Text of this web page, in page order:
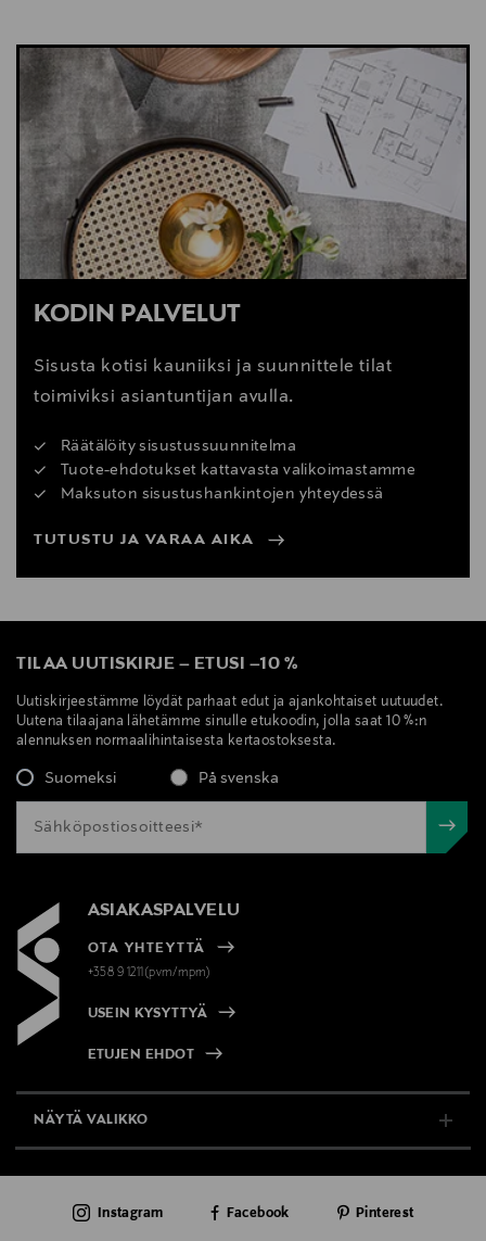
KATSO SISUSTUSVINKIT
KODIN PALVELUT
Sisusta kotisi kauniiksi ja suunnittele tilat
toimiviksi asiantuntijan avulla.
Räätälöity sisustussuunnitelma
Tuote-ehdotukset kattavasta valikoimastamme
Maksuton sisustushankintojen yhteydessä
TUTUSTU JA VARAA AIKA
TILAA UUTISKIRJE – ETUSI –10 %
Uutiskirjeestämme löydät parhaat edut ja ajankohtaiset uutuudet.
Uutena tilaajana lähetämme sinulle etukoodin, jolla saat 10 %:n
alennuksen normaalihintaisesta kertaostoksesta.
Suomeksi På svenska
ASIAKASPALVELU
OTA YHTEYTTÄ
+358 9 1211(pvm/mpm)
USEIN KYSYTTYÄ
ETUJEN EHDOT
NÄYTÄ VALIKKO
AJANKOHTAISTA
Instagram Facebook Pinterest